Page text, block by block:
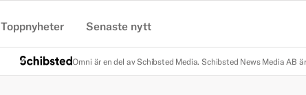
Toppnyheter Senaste nytt
Omni är en del av Schibsted Media. Schibsted News Media AB